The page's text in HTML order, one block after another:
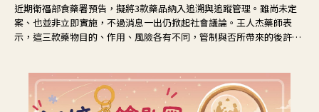
近期衛福部食藥署預告，擬將3款藥品納入追溯與追蹤管理。雖尚未定
案、也並非立即實施，不過消息一出仍掀起社會議論。王人杰藥師表
示，這三款藥物目的、作用、風險各有不同，管制與否所帶來的後許影